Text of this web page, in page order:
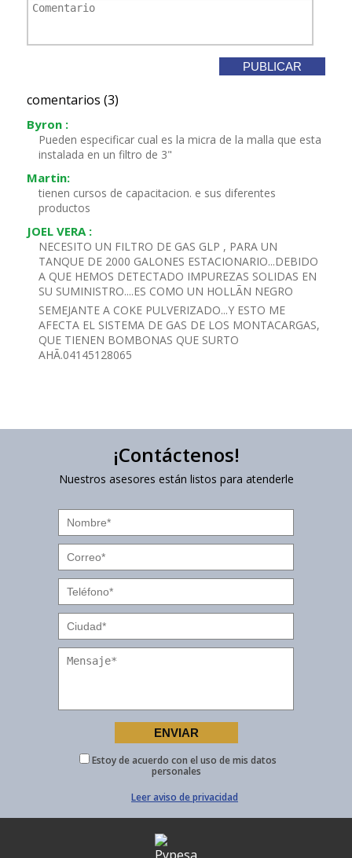
comentarios (3)
Byron :
Pueden especificar cual es la micra de la malla que esta
instalada en un filtro de 3"
Martin:
tienen cursos de capacitacion. e sus diferentes
productos
JOEL VERA :
NECESITO UN FILTRO DE GAS GLP , PARA UN
TANQUE DE 2000 GALONES ESTACIONARIO...DEBIDO
A QUE HEMOS DETECTADO IMPUREZAS SOLIDAS EN
SU SUMINISTRO....ES COMO UN HOLLÃN NEGRO
SEMEJANTE A COKE PULVERIZADO...Y ESTO ME
AFECTA EL SISTEMA DE GAS DE LOS MONTACARGAS,
QUE TIENEN BOMBONAS QUE SURTO
AHÃ.04145128065
¡Contáctenos!
Nuestros asesores están listos para atenderle
Estoy de acuerdo con el uso de mis datos
personales
Leer aviso de privacidad